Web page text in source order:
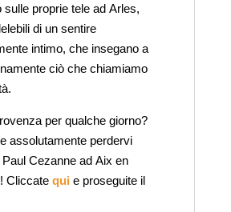
sulle proprie tele ad Arles,
di un sentire
intimo, che insegano a
ciò che chiamiamo
per qualche giorno?
assolutamente perdervi
Paul Cezanne ad Aix en
Cliccate qui e proseguite il